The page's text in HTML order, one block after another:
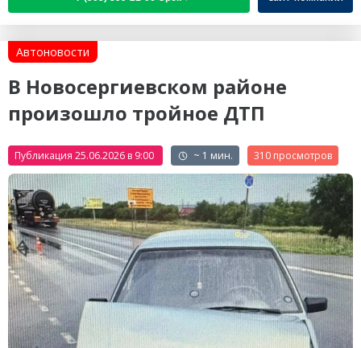
Автоновости
В Новосергиевском районе
произошло тройное ДТП
Публикация 25.06.2026 в 9:00 ~ 1 мин. 310